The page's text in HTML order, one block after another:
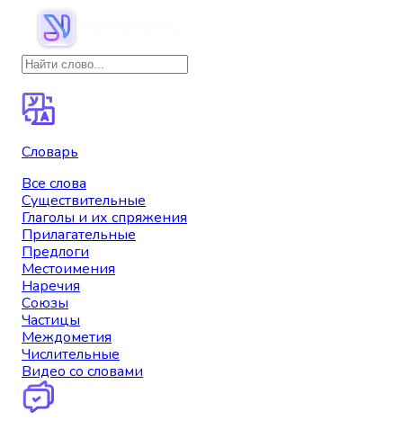
Словарь
Все слова
Существительные
Глаголы и их спряжения
Прилагательные
Предлоги
Местоимения
Наречия
Союзы
Частицы
Междометия
Числительные
Видео со словами